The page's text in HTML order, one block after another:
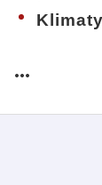
more_horiz